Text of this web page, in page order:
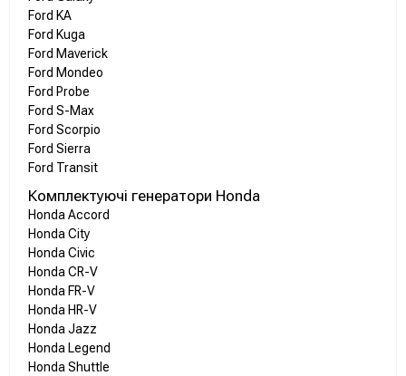
Ford KA
Ford Kuga
Ford Maverick
Ford Mondeo
Ford Probe
Ford S-Max
Ford Scorpio
Ford Sierra
Ford Transit
Комплектуючі генератори Honda
Honda Accord
Honda City
Honda Civic
Honda CR-V
Honda FR-V
Honda HR-V
Honda Jazz
Honda Legend
Honda Shuttle